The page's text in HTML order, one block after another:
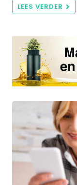
LEES VERDER